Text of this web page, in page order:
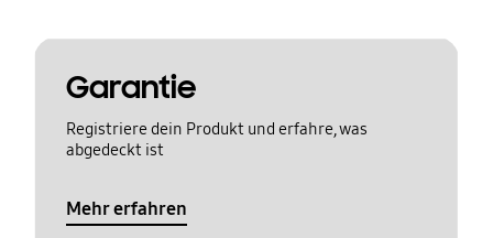
Garantie
Registriere dein Produkt und erfahre, was
abgedeckt ist
Mehr erfahren